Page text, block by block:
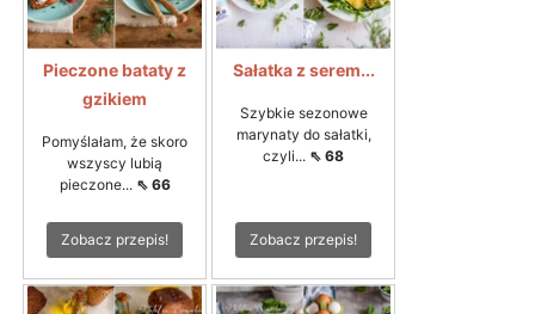
Pieczone bataty z
gzikiem
Pomyślałam, że skoro
wszyscy lubią
pieczone... ⇖ 66
Zobacz przepis!
Sałatka z serem...
Szybkie sezonowe
marynaty do sałatki,
czyli... ⇖ 68
Zobacz przepis!